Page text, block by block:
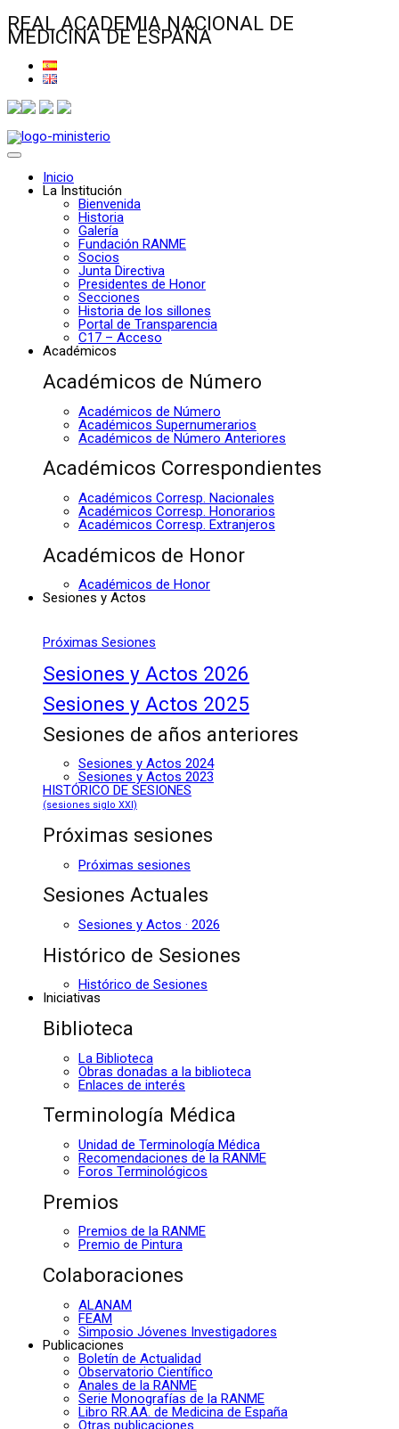
REAL ACADEMIA NACIONAL DE
MEDICINA DE ESPAÑA
Inicio
La Institución
Bienvenida
Historia
Galería
Fundación RANME
Socios
Junta Directiva
Presidentes de Honor
Secciones
Historia de los sillones
Portal de Transparencia
C17 – Acceso
Académicos
Académicos de Número
Académicos de Número
Académicos Supernumerarios
Académicos de Número Anteriores
Académicos Correspondientes
Académicos Corresp. Nacionales
Académicos Corresp. Honorarios
Académicos Corresp. Extranjeros
Académicos de Honor
Académicos de Honor
Sesiones y Actos
Próximas Sesiones
Sesiones y Actos 2026
Sesiones y Actos 2025
Sesiones de años anteriores
Sesiones y Actos 2024
Sesiones y Actos 2023
HISTÓRICO DE SESIONES
(sesiones siglo XXI)
Próximas sesiones
Próximas sesiones
Sesiones Actuales
Sesiones y Actos · 2026
Histórico de Sesiones
Histórico de Sesiones
Iniciativas
Biblioteca
La Biblioteca
Obras donadas a la biblioteca
Enlaces de interés
Terminología Médica
Unidad de Terminología Médica
Recomendaciones de la RANME
Foros Terminológicos
Premios
Premios de la RANME
Premio de Pintura
Colaboraciones
ALANAM
FEAM
Simposio Jóvenes Investigadores
Publicaciones
Boletín de Actualidad
Observatorio Científico
Anales de la RANME
Serie Monografías de la RANME
Libro RR.AA. de Medicina de España
Otras publicaciones